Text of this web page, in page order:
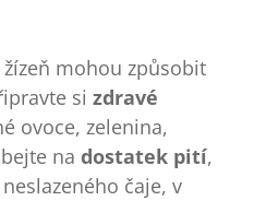
žízeň mohou způsobit
si zdravé
ovoce, zelenina,
na dostatek pití,
čaje, v